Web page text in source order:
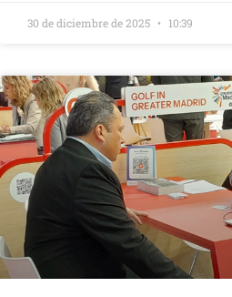
30 de diciembre de 2025 10:39